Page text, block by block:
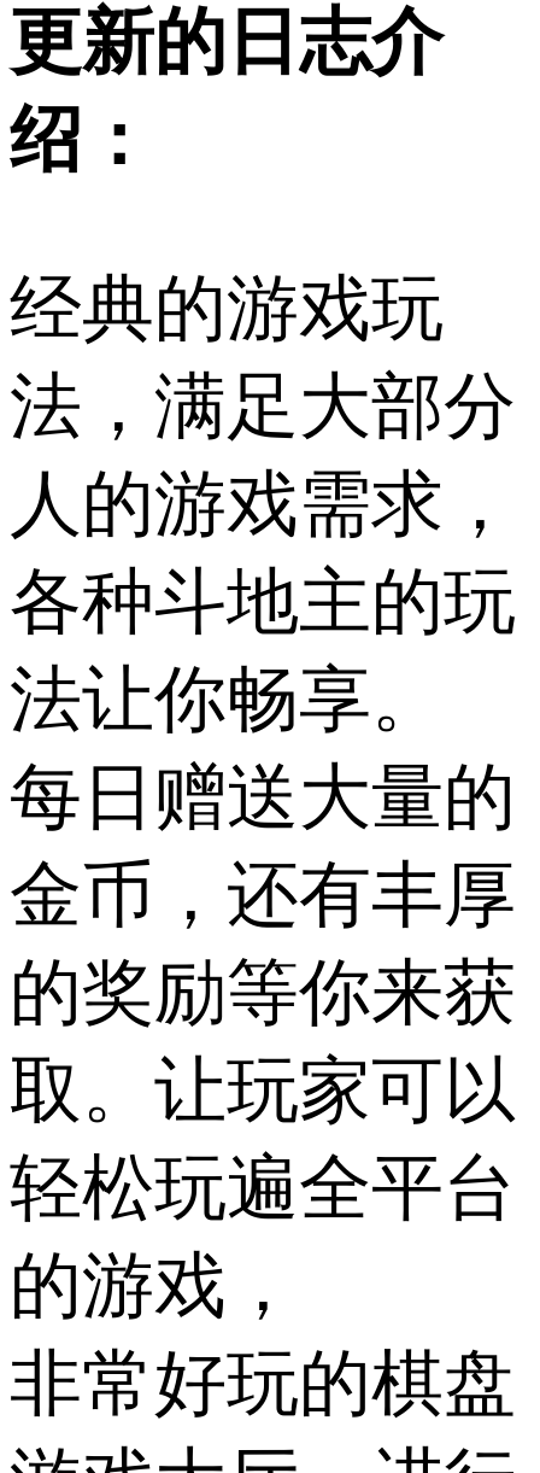
更新的日志介
绍：
经典的游戏玩
法，满足大部分
人的游戏需求，
各种斗地主的玩
法让你畅享。
每日赠送大量的
金币，还有丰厚
的奖励等你来获
取。让玩家可以
轻松玩遍全平台
的游戏，
非常好玩的棋盘